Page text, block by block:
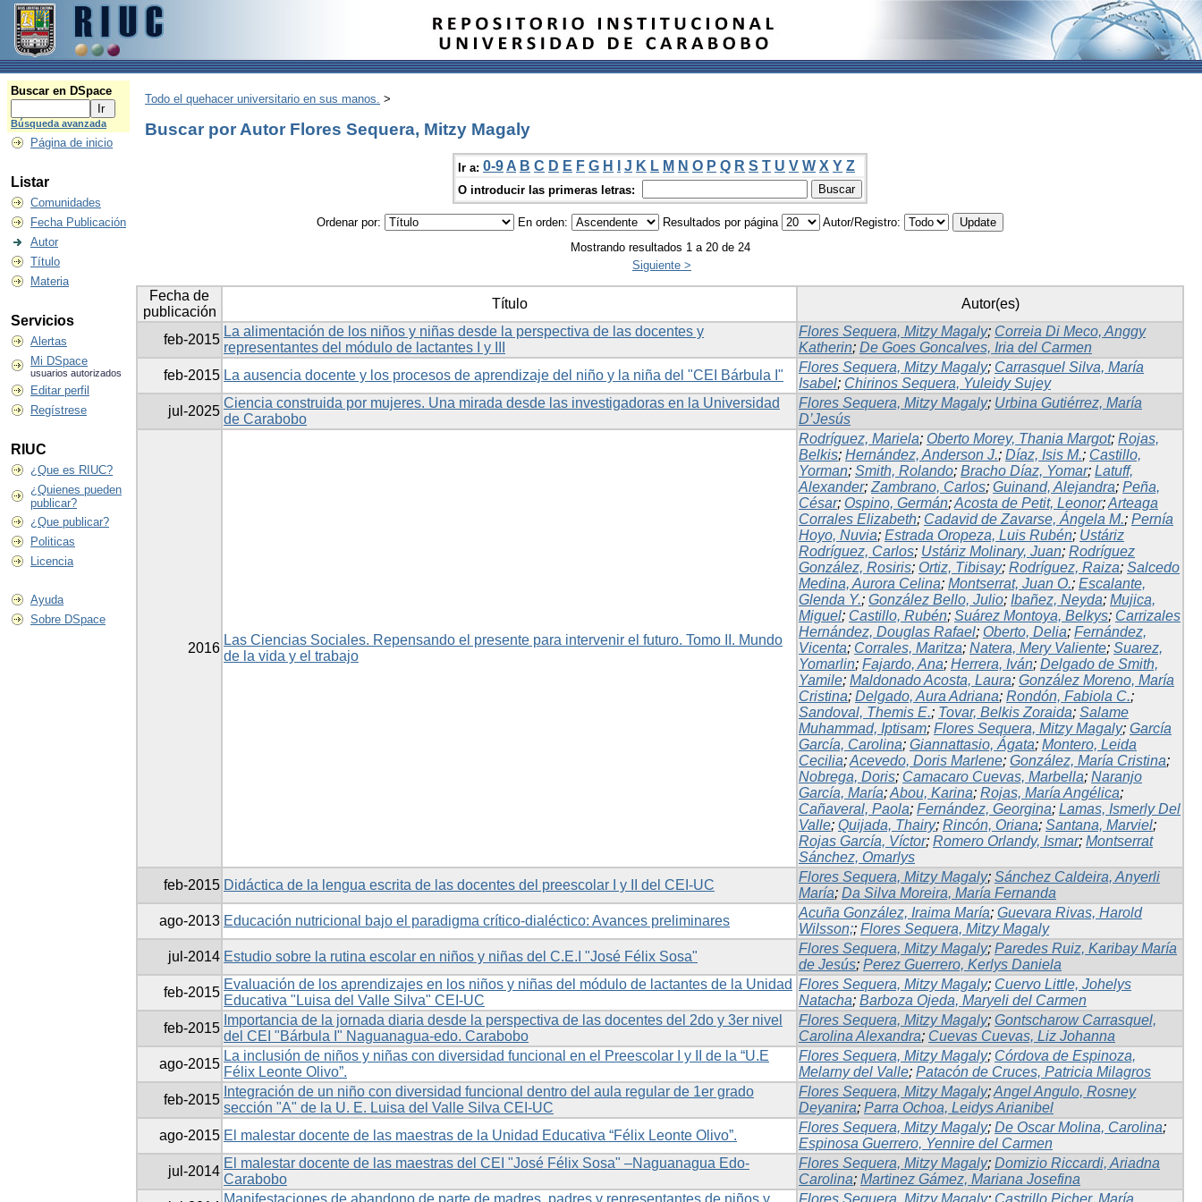
Buscar en DSpace
Búsqueda avanzada
Página de inicio
Listar
Comunidades
Fecha Publicación
Autor
Título
Materia
Servicios
Alertas
Mi DSpace
usuarios autorizados
Editar perfil
Regístrese
RIUC
¿Que es RIUC?
¿Quienes pueden
publicar?
¿Que publicar?
Politicas
Licencia
Ayuda
Sobre DSpace
Todo el quehacer universitario en sus manos. >
Buscar por Autor Flores Sequera, Mitzy Magaly
Ir a: 0-9 A B C D E F G H J K L M N O P Q R S T U V W X Y Z
O introducir las primeras letras:
Ordenar por: En orden: Resultados por página
Autor/Registro:
Mostrando resultados 1 a 20 de 24
Siguiente >
Fecha de
publicación
Título Autor(es)
feb-2015
La alimentación de los niños y niñas desde la perspectiva de las docentes y
representantes del módulo de lactantes I y III
Flores Sequera, Mitzy Magaly; Correia Di Meco, Anggy
Katherin; De Goes Goncalves, Iria del Carmen
feb-2015 La ausencia docente y los procesos de aprendizaje del niño y la niña del "CEI Bárbula I"
Flores Sequera, Mitzy Magaly; Carrasquel Silva, María
Isabel; Chirinos Sequera, Yuleidy Sujey
jul-2025
Ciencia construida por mujeres. Una mirada desde las investigadoras en la Universidad
de Carabobo
Flores Sequera, Mitzy Magaly; Urbina Gutiérrez, María
D’Jesús
2016
Las Ciencias Sociales. Repensando el presente para intervenir el futuro. Tomo II. Mundo
de la vida y el trabajo
Rodríguez, Mariela; Oberto Morey, Thania Margot; Rojas,
Belkis; Hernández, Anderson J.; Díaz, Isis M.; Castillo,
Yorman; Smith, Rolando; Bracho Díaz, Yomar; Latuff,
Alexander; Zambrano, Carlos; Guinand, Alejandra; Peña,
César; Ospino, Germán;Acosta de Petit, Leonor;Arteaga
Corrales Elizabeth; Cadavid de Zavarse, Ángela M.; Pernía
Hoyo, Nuvia; Estrada Oropeza, Luis Rubén; Ustáriz
Rodríguez, Carlos; Ustáriz Molinary, Juan; Rodríguez
González, Rosiris; Ortiz, Tibisay; Rodríguez, Raiza; Salcedo
Medina, Aurora Celina; Montserrat, Juan O.; Escalante,
Glenda Y.; González Bello, Julio; Ibañez, Neyda; Mujica,
Miguel; Castillo, Rubén; Suárez Montoya, Belkys; Carrizales
Hernández, Douglas Rafael; Oberto, Delia; Fernández,
Vicenta; Corrales, Maritza; Natera, Mery Valiente; Suarez,
Yomarlin; Fajardo, Ana; Herrera, Iván; Delgado de Smith,
Yamile; Maldonado Acosta, Laura; González Moreno, María
Cristina; Delgado, Aura Adriana; Rondón, Fabiola C.;
Sandoval, Themis E.; Tovar, Belkis Zoraida; Salame
Muhammad, Iptisam; Flores Sequera, Mitzy Magaly; García
García, Carolina; Giannattasio, Ágata; Montero, Leida
Cecilia;Acevedo, Doris Marlene; González, María Cristina;
Nobrega, Doris; Camacaro Cuevas, Marbella; Naranjo
García, María;Abou, Karina; Rojas, María Angélica;
Cañaveral, Paola; Fernández, Georgina; Lamas, Ismerly Del
Valle; Quijada, Thairy; Rincón, Oriana; Santana, Marviel;
Rojas García, Víctor; Romero Orlandy, Ismar; Montserrat
Sánchez, Omarlys
feb-2015 Didáctica de la lengua escrita de las docentes del preescolar I y II del CEI-UC
Flores Sequera, Mitzy Magaly; Sánchez Caldeira, Anyerli
María; Da Silva Moreira, María Fernanda
ago-2013 Educación nutricional bajo el paradigma crítico-dialéctico: Avances preliminares
Acuña González, Iraima María; Guevara Rivas, Harold
Wilsson;; Flores Sequera, Mitzy Magaly
jul-2014 Estudio sobre la rutina escolar en niños y niñas del C.E.I "José Félix Sosa"
Flores Sequera, Mitzy Magaly; Paredes Ruiz, Karibay María
de Jesús; Perez Guerrero, Kerlys Daniela
feb-2015
Evaluación de los aprendizajes en los niños y niñas del módulo de lactantes de la Unidad
Educativa "Luisa del Valle Silva" CEI-UC
Flores Sequera, Mitzy Magaly; Cuervo Little, Johelys
Natacha; Barboza Ojeda, Maryeli del Carmen
feb-2015
Importancia de la jornada diaria desde la perspectiva de las docentes del 2do y 3er nivel
del CEI "Bárbula I" Naguanagua-edo. Carabobo
Flores Sequera, Mitzy Magaly; Gontscharow Carrasquel,
Carolina Alexandra; Cuevas Cuevas, Liz Johanna
ago-2015
La inclusión de niños y niñas con diversidad funcional en el Preescolar I y II de la “U.E
Félix Leonte Olivo”.
Flores Sequera, Mitzy Magaly; Córdova de Espinoza,
Melarny del Valle; Patacón de Cruces, Patricia Milagros
feb-2015
Integración de un niño con diversidad funcional dentro del aula regular de 1er grado
sección "A" de la U. E. Luisa del Valle Silva CEI-UC
Flores Sequera, Mitzy Magaly;Angel Angulo, Rosney
Deyanira; Parra Ochoa, Leidys Arianibel
ago-2015 El malestar docente de las maestras de la Unidad Educativa “Félix Leonte Olivo”.
Flores Sequera, Mitzy Magaly; De Oscar Molina, Carolina;
Espinosa Guerrero, Yennire del Carmen
jul-2014
El malestar docente de las maestras del CEI "José Félix Sosa" –Naguanagua Edo-
Carabobo
Flores Sequera, Mitzy Magaly; Domizio Riccardi, Ariadna
Carolina; Martinez Gámez, Mariana Josefina